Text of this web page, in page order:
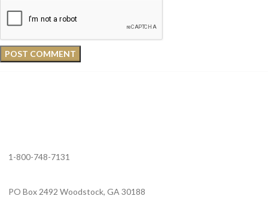
1-800-748-7131
PO Box 2492 Woodstock, GA 30188